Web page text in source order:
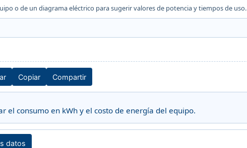
o de un diagrama eléctrico para sugerir valores de potencia y tiempos de uso.
Copiar Compartir
el consumo en kWh y el costo de energía del equipo.
datos